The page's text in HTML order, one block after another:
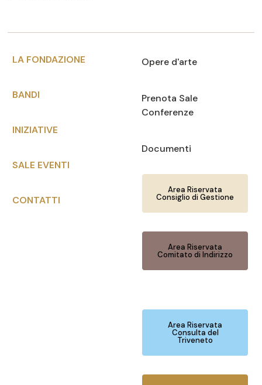
LA FONDAZIONE
BANDI
INIZIATIVE
SALE EVENTI
CONTATTI
Opere d'arte
Prenota Sale
Conferenze
Documenti
Area Riservata
Consiglio di Gestione
Area Riservata
Comitato di Indirizzo
Area Riservata
Consulta del
Triveneto